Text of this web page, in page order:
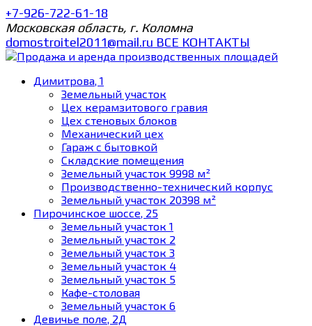
+7-926-722-61-18
Московская область, г. Коломна
domostroitel2011@mail.ru ВСЕ КОНТАКТЫ
Димитрова, 1
Земельный участок
Цех керамзитового гравия
Цех стеновых блоков
Механический цех
Гараж с бытовкой
Складские помещения
Земельный участок 9998 м²
Производственно-технический корпус
Земельный участок 20398 м²
Пирочинское шоссе, 25
Земельный участок 1
Земельный участок 2
Земельный участок 3
Земельный участок 4
Земельный участок 5
Кафе-столовая
Земельный участок 6
Девичье поле, 2Д